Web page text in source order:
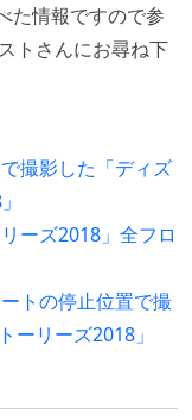
た情報ですので参
トさんにお尋ね下
撮影した「ディズ
ーズ2018」全フロ
トの停止位置で撮
ーリーズ2018」